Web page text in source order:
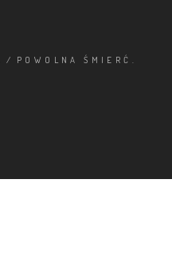
/ POWOLNA ŚMIERĆ.